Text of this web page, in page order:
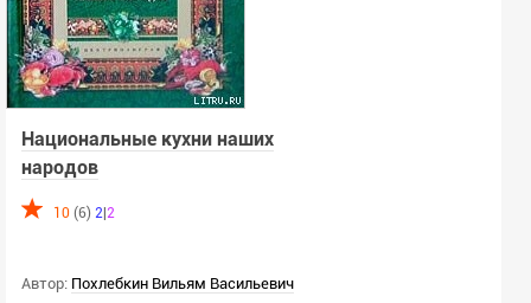
Язык оригинала:
Любой
Ключевое слово:
Национальные кухни наших
народов
10 (6)2 |2
Автор: Похлебкин Вильям Васильевич